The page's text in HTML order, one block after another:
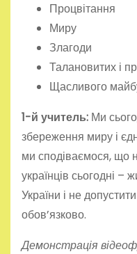
Процвітання
Миру
Злагоди
Талановитих і
Щасливого
1-й учитель: Ми
збереження миру і
ми сподіваємося, що
українців сьогодні
України і не
обов’язково.
Демонстрація